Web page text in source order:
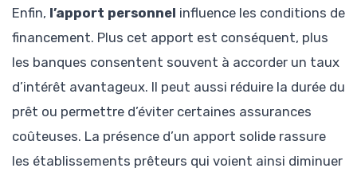
Enfin, l’apport personnel influence les conditions de
financement. Plus cet apport est conséquent, plus
les banques consentent souvent à accorder un taux
d’intérêt avantageux. Il peut aussi réduire la durée du
prêt ou permettre d’éviter certaines assurances
coûteuses. La présence d’un apport solide rassure
les établissements prêteurs qui voient ainsi diminuer